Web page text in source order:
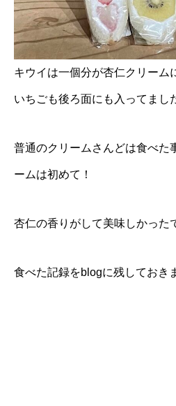
キウイは一個分が杏仁クリーム
いちごも後ろ面にも入ってまし
普通のクリームさんどは食べた
ームは初めて！
杏仁の香りがして美味しかった
食べた記録をblogに残しておき